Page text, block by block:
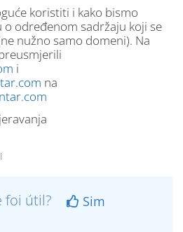
koristiti i kako bismo
određenom sadržaju koji se
nužno samo domeni). Na
i
na
foi útil?
Sim